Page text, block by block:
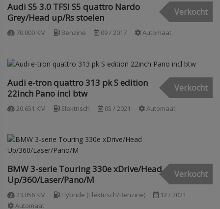
Audi S5 3.0 TFSI S5 quattro Nardo
Grey/Head up/Rs stoelen
Verkocht
70.000 KM Benzine 09 / 2017 Automaat
Audi e-tron quattro 313 pk S edition
22inch Pano incl btw
Verkocht
20.651 KM Elektrisch 05 / 2021 Automaat
BMW 3-serie Touring 330e xDrive/Head
Up/360/Laser/Pano/M
Verkocht
23.056 KM Hybride (Elektrisch/Benzine)
12 / 2021
Automaat